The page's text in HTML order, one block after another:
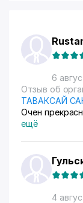
6
Отзыв об
ТАВАКСАЙ
Очен
ещё
4